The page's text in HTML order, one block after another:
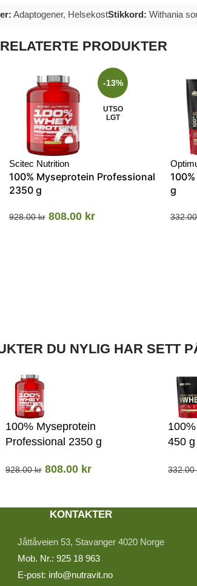
Adaptogener, HelsekostStikkord: Withania
RELATERTE PRODUKTER
-13%
UTSO
LGT
Scitec Nutrition
100% Myseprotein Professional
2350 g
928.00kr 808.00 kr
g
DU NYLIG HAR SETT
100% Myseprotein
Professional 2350 g
928.00kr 808.00 kr
450 g
332.00
KONTAKTER
Jåttåveien 53, Stavanger 4020 Norge
Mob. Nr.: 925 18 963
E-post: info@nutravit.no